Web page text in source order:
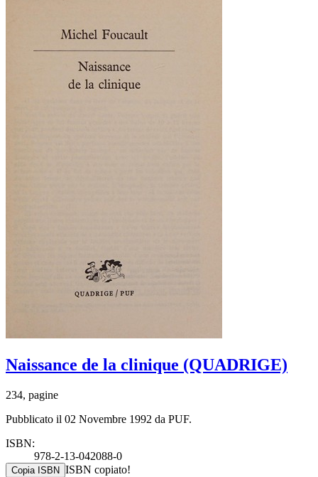
Naissance de la clinique (QUADRIGE)
234, pagine
Pubblicato il 02 Novembre 1992 da PUF.
ISBN:
978-2-13-042088-0
Copia ISBN ISBN copiato!